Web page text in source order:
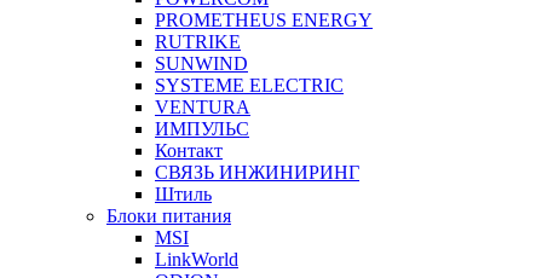
PROMETHEUS ENERGY
RUTRIKE
SUNWIND
SYSTEME ELECTRIC
VENTURA
ИМПУЛЬС
Контакт
СВЯЗЬ ИНЖИНИРИНГ
Штиль
Блоки питания
MSI
LinkWorld